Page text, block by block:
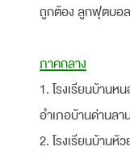
ถูกต้อง ลูกฟุตบอล
ภาคกลาง
1. โรงเรียนบ้าน
อำเภอบ้านด่านล
2. โรงเรียนบ้านห้